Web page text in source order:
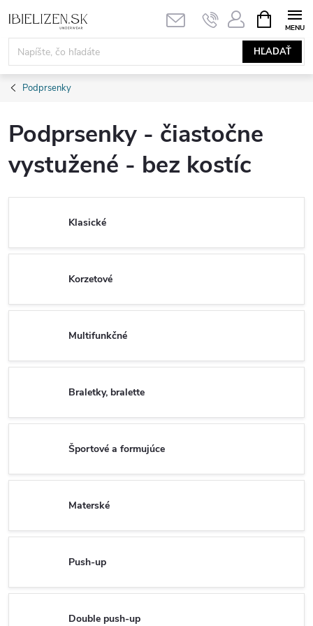
na
obsah
HĽADAŤ
KOŠÍK
Podprsenky
Podprsenky - čiastočne
vystužené - bez kostíc
Klasické
Korzetové
Multifunkčné
Braletky, bralette
Športové a formujúce
Materské
Push-up
Double push-up